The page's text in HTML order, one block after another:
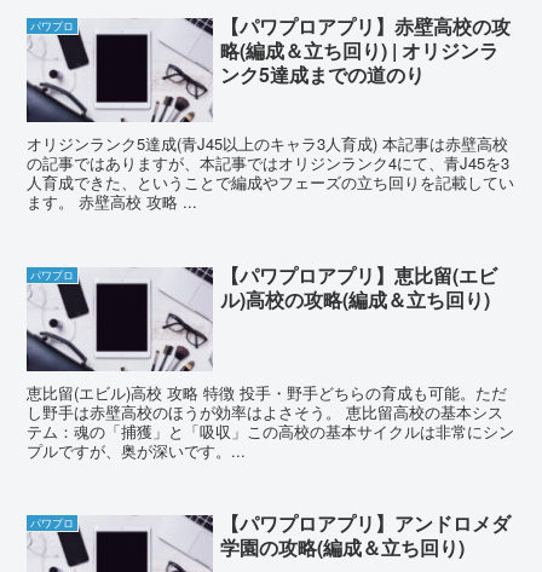
パワプロ
【パワプロアプリ】赤壁高校の攻
略(編成＆立ち回り) | オリジンラ
ンク5達成までの道のり
オリジンランク5達成(青J45以上のキャラ3人育成) 本記事は赤壁高校
の記事ではありますが、本記事ではオリジンランク4にて、青J45を3
人育成できた、ということで編成やフェーズの立ち回りを記載してい
ます。 赤壁高校 攻略 ...
パワプロ
【パワプロアプリ】恵比留(エビ
ル)高校の攻略(編成＆立ち回り)
恵比留(エビル)高校 攻略 特徴 投手・野手どちらの育成も可能。ただ
し野手は赤壁高校のほうが効率はよさそう。 恵比留高校の基本シス
テム：魂の「捕獲」と「吸収」この高校の基本サイクルは非常にシン
プルですが、奥が深いです。...
パワプロ
【パワプロアプリ】アンドロメダ
学園の攻略(編成＆立ち回り)